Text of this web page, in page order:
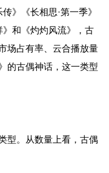
》《长相思·第一季》
》和《灼灼风流》，古
场占有率、云合播放量
的古偶神话，这一类型
型。从数量上看，古偶